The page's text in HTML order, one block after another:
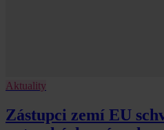
Aktuality
Zástupci zemí EU